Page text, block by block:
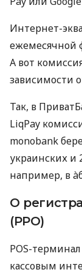
Интернет-
ежемесячной
А вот
зависимости
Так, в
LiqPay
monobank
украинских и
например, в
О
(РРО)
POS-
кассовым